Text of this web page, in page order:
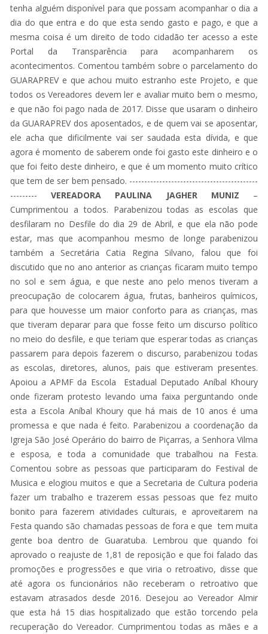
tenha alguém disponível para que possam acompanhar o dia a
dia do que entra e do que esta sendo gasto e pago, e que a
mesma coisa é um direito de todo cidadão ter acesso a este
Portal da Transparência para acompanharem os
acontecimentos. Comentou também sobre o parcelamento do
GUARAPREV e que achou muito estranho este Projeto, e que
todos os Vereadores devem ler e avaliar muito bem o mesmo,
e que não foi pago nada de 2017. Disse que usaram o dinheiro
da GUARAPREV dos aposentados, e de quem vai se aposentar,
ele acha que dificilmente vai ser saudada esta dívida, e que
agora é momento de saberem onde foi gasto este dinheiro e o
que foi feito deste dinheiro, e que é um momento muito crítico
que tem de ser bem pensado. -------------------------------------------
---------VEREADORA PAULINA JAGHER MUNIZ –
Cumprimentou a todos. Parabenizou todas as escolas que
desfilaram no Desfile do dia 29 de Abril, e que ela não pode
estar, mas que acompanhou mesmo de longe parabenizou
também a Secretária Catia Regina Silvano, falou que foi
discutido que no ano anterior as crianças ficaram muito tempo
no sol e sem água, e que neste ano pelo menos tiveram a
preocupação de colocarem água, frutas, banheiros químicos,
para que houvesse um maior conforto para as crianças, mas
que tiveram deparar para que fosse feito um discurso político
no meio do desfile, e que teriam que esperar todas as crianças
passarem para depois fazerem o discurso, parabenizou todas
as escolas, diretores, alunos, pais que estiveram presentes.
Apoiou a APMF da Escola Estadual Deputado Aníbal Khoury
onde fizeram protesto levando uma faixa perguntando onde
esta a Escola Aníbal Khoury que há mais de 10 anos é uma
promessa e que nada é feito. Parabenizou a coordenação da
Igreja São José Operário do bairro de Piçarras, a Senhora Vilma
e esposa, e toda a comunidade que trabalhou na Festa.
Comentou sobre as pessoas que participaram do Festival de
Musica e elogiou muitos e que a Secretaria de Cultura poderia
fazer um trabalho e trazerem essas pessoas que fez muito
bonito para fazerem atividades culturais, e aproveitarem na
Festa quando são chamadas pessoas de fora e que tem muita
gente boa dentro de Guaratuba. Lembrou que quando foi
aprovado o reajuste de 1,81 de reposição e que foi falado das
promoções e progressões e que viria o retroativo, disse que
até agora os funcionários não receberam o retroativo que
estavam atrasados desde 2016. Desejou ao Vereador Almir
que esta há 15 dias hospitalizado que estão torcendo pela
recuperação do Vereador. Cumprimentou todas as mães e a